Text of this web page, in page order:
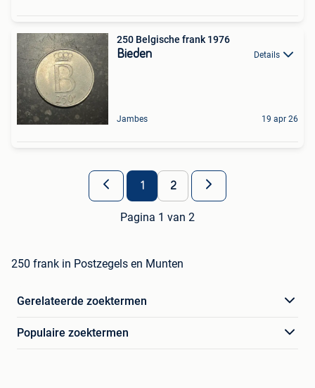
250 Belgische frank 1976
Bieden Details
Jambes 19 apr 26
1 2
Pagina 1 van 2
250 frank in Postzegels en Munten
Gerelateerde zoektermen
Populaire zoektermen